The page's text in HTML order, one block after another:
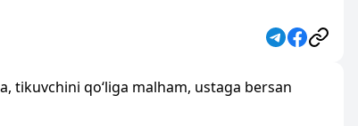
tikuvchini qo‘liga malham, ustaga bersan